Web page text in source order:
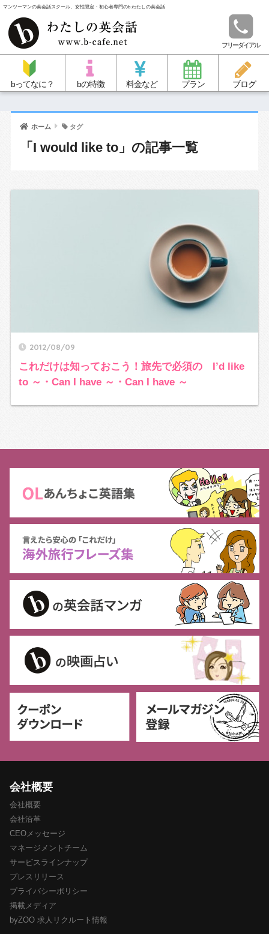
マンツーマンの英会話スクール、女性限定・初心者専門のb わたしの英会話
フリーダイアル
bってなに？ bの特徴 料金など プラン ブログ
ホーム タグ
「I would like to」の記事一覧
2012/08/09
これだけは知っておこう！旅先で必須の I’d like
to ～・Can I have ～・Can I have ～
会社概要
会社概要
会社沿革
CEOメッセージ
マネージメントチーム
サービスラインナップ
プレスリリース
プライバシーポリシー
掲載メディア
byZOO 求人リクルート情報